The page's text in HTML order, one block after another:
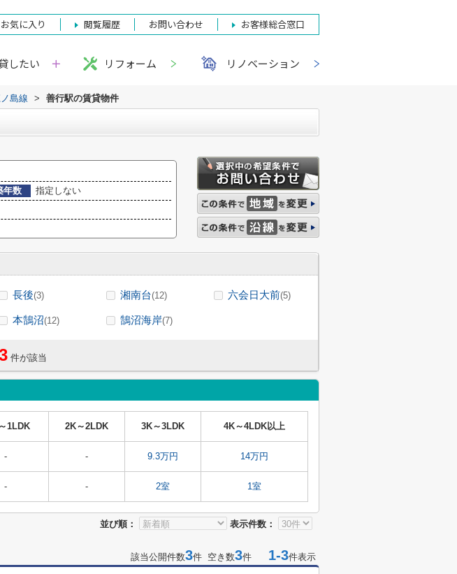
お気に入り 閲覧履歴 お問い合わせ お客様総合窓口
したい リフォーム リノベーション
島線 > 善行駅の賃貸物件
年数
指定しない
長後(3) 湘南台(12) 六会日大前(5)
本鵠沼(12) 鵠沼海岸(7)
件が該当
1LDK 2K～2LDK 3K～3LDK 4K～4LDK以上
- - 9.3万円 14万円
- - 2室 1室
並び順： 表示件数：
該当公開件数3件 空き数3件 1-3件表示